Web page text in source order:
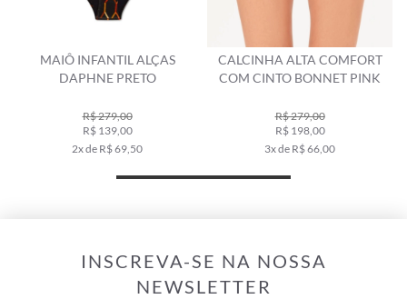
MAIÔ INFANTIL ALÇAS
DAPHNE PRETO
R$ 279,00
R$ 139,00
2x de R$ 69,50
CALCINHA ALTA COMFORT
COM CINTO BONNET PINK
R$ 279,00
R$ 198,00
3x de R$ 66,00
INSCREVA-SE NA NOSSA
NEWSLETTER